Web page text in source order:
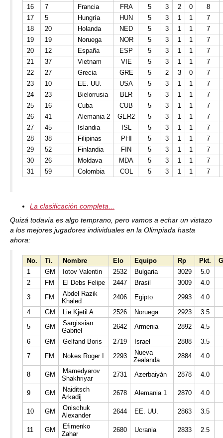
16
7 Francia FRA 5 3 2 0
8
17
5 Hungría HUN 5 3 1 1
7
18
20 Holanda NED 5 3 1 1
7
19
19 Noruega NOR 5 3 1 1
7
20
12 España ESP 5 3 1 1
7
21
37 Vietnam VIE 5 3 1 1
7
22
27 Grecia GRE 5 2 3 0
7
23
10 EE. UU. USA 5 3 1 1
7
24
23 Bielorrusia BLR 5 3 1 1
7
25
16 Cuba CUB 5 3 1 1
7
26
41 Alemania 2 GER2 5 3 1 1
7
27
45 Islandia ISL 5 3 1 1
7
28
38 Filipinas PHI 5 3 1 1
7
29
52 Finlandia FIN 5 3 1 1
7
30
26 Moldava MDA 5 3 1 1
7
31
59 Colombia COL 5 3 1 1 7
La clasificación completa...
Quizá todavía es algo temprano, pero vamos a echar un vistazo
a los mejores jugadores individuales en la Olimpiada hasta
ahora:
No. Ti. Nombre Elo Equipo Rp Pkt.
1
GM Iotov Valentin 2532 Bulgaria 3029
5.0
2
FM El Debs Felipe 2447 Brasil 3009
4.0
3
FM
Abdel Razik
Khaled
2406 Egipto 2993
4.0
4
GM Lie Kjetil A 2526 Noruega 2923
3.5
5
GM
Sargissian
Gabriel
2642 Armenia 2892
4.5
6
GM Gelfand Boris 2719 Israel 2888
3.5
7
FM Nokes Roger I 2293
Nueva
Zealanda
2884 4.0
8 GM
Mamedyarov
Shakhriyar
2731 Azerbaiyán 2878 4.0
9 GM
Naiditsch
Arkadij
2678 Alemania 1 2870 4.0
10 GM
Onischuk
Alexander
2644 EE. UU. 2863 3.5
11 GM
Efimenko
Zahar
2680 Ucrania 2833
2.5